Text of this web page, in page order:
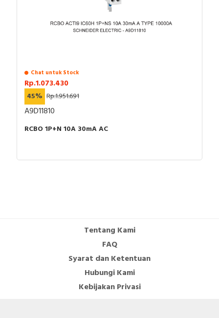
Chat untuk Stock
Rp.1.073.430
45% Rp.1.951.691
A9D11810
RCBO 1P+N 10A 30mA AC
Tentang Kami
FAQ
Syarat dan Ketentuan
Hubungi Kami
Kebijakan Privasi